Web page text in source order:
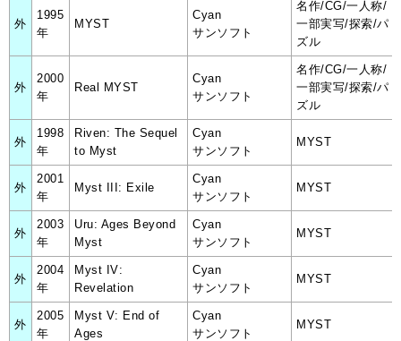
外
1995
年
MYST
Cyan
サンソフト
名作/CG/一人称/
一部実写/探索/パ
ズル
外
2000
年
Real MYST
Cyan
サンソフト
名作/CG/一人称/
一部実写/探索/パ
ズル
外
1998
年
Riven: The Sequel
to Myst
Cyan
サンソフト
MYST
外
2001
年
Myst III: Exile
Cyan
サンソフト
MYST
外
2003
年
Uru: Ages Beyond
Myst
Cyan
サンソフト
MYST
外
2004
年
Myst IV:
Revelation
Cyan
サンソフト
MYST
外
2005
年
Myst V: End of
Ages
Cyan
サンソフト
MYST